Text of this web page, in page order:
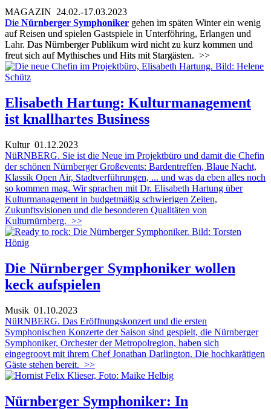
MAGAZIN 24.02.-17.03.2023
Die Nürnberger Symphoniker gehen im späten Winter ein wenig
auf Reisen und spielen Gastspiele in Unterföhring, Erlangen und
Lahr. Das Nürnberger Publikum wird nicht zu kurz kommen und
freut sich auf Mythisches und Hits mit Stargästen. >>
Elisabeth Hartung: Kulturmanagement
ist knallhartes Business
Kultur01.12.2023
NüRNBERG. Sie ist die Neue im Projektbüro und damit die Chefin
der schönen Nürnberger Großevents: Bardentreffen, Blaue Nacht,
Klassik Open Air, Stadtverführungen, ... und was da eben alles noch
so kommen mag. Wir sprachen mit Dr. Elisabeth Hartung über
Kulturmanagement in budgetmäßig schwierigen Zeiten,
Zukunftsvisionen und die besonderen Qualitäten von
Kulturnürnberg. >>
Die Nürnberger Symphoniker wollen
keck aufspielen
Musik 01.10.2023
NüRNBERG. Das Eröffnungskonzert und die ersten
Symphonischen Konzerte der Saison sind gespielt, die Nürnberger
Symphoniker, Orchester der Metropolregion, haben sich
eingegroovt mit ihrem Chef Jonathan Darlington. Die hochkarätigen
Gäste stehen bereit. >>
Nürnberger Symphoniker: In